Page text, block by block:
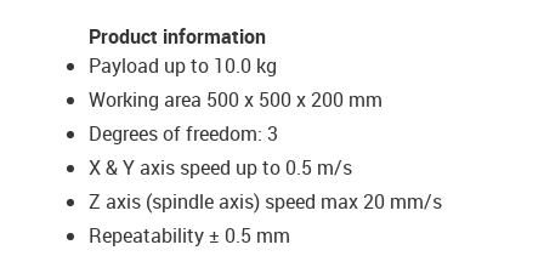
Product information
Payload up to 10.0 kg
Working area 500 x 500 x 200 mm
Degrees of freedom: 3
X & Y axis speed up to 0.5 m/s
Z axis (spindle axis) speed max 20 mm/s
Repeatability ± 0.5 mm